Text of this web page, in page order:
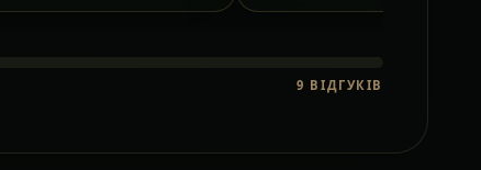
9 ВІДГУКІВ